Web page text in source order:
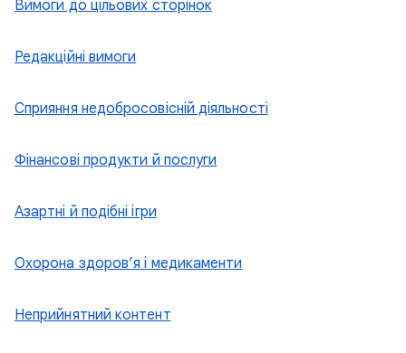
Вимоги до цільових сторінок
Редакційні вимоги
Сприяння недобросовісній діяльності
Фінансові продукти й послуги
Азартні й подібні ігри
Охорона здоров’я і медикаменти
Неприйнятний контент